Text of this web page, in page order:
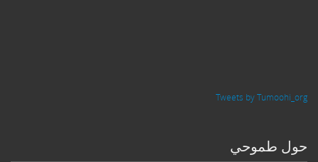
Tweets by Tumoohi_org
حول طموحي